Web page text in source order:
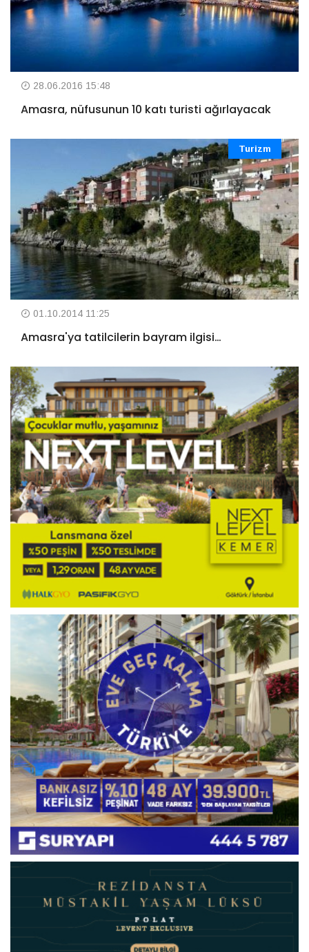
28.06.2016 15:48
Amasra, nüfusunun 10 katı turisti ağırlayacak
Turizm
01.10.2014 11:25
Amasra'ya tatilcilerin bayram ilgisi…